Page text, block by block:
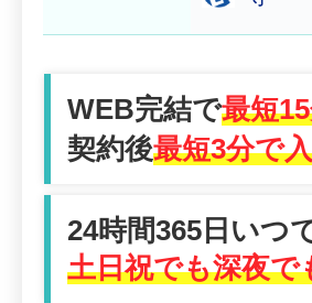
WEB完結で最短
契約後最短3分で
24時間365日いつ
土日祝でも深夜